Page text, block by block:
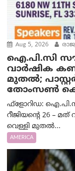
Aug 5, 2026
ഐ.പി.സി
വാർഷിക
മുതൽ;
തോംസൺ കെ.
ഫ്ളോറിഡ:
റീജിയന്റെ 26 –
വെള്ളി മുതൽ...
AMERICA